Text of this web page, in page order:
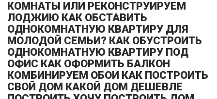
КОМНАТЫ ИЛИ РЕКОНСТРУИРУЕМ
ЛОДЖИЮ КАК ОБСТАВИТЬ
ОДНОКОМНАТНУЮ КВАРТИРУ ДЛЯ
МОЛОДОЙ СЕМЬИ? КАК ОБУСТРОИТЬ
ОДНОКОМНАТНУЮ КВАРТИРУ ПОД
ОФИС КАК ОФОРМИТЬ БАЛКОН
КОМБИНИРУЕМ ОБОИ КАК ПОСТРОИТЬ
СВОЙ ДОМ КАКОЙ ДОМ ДЕШЕВЛЕ